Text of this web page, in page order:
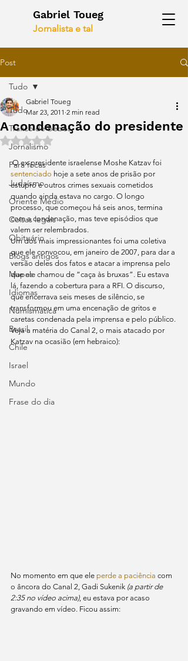
Gabriel Toueg
Jornalista e tal
Post
Tudo
Tráfico de bebês
Jornalismo
Para focas
Judaísmo
Oriente Médio
Coisas legais
Obituário
Blogs antigos
Mapas
Idiomas
Numismática
Brasil
Chile
Israel
Mundo
Frase do dia
Tudo
A condenação do presidente
Gabriel Toueg
Mar 23, 2011 2 min read
Rated NaN out of 5 stars.
O ex-presidente israelense Moshe Katzav foi
sentenciado hoje a sete anos de prisão por
estupro e outros crimes sexuais cometidos
quando ainda estava no cargo. O longo
processo, que começou há seis anos, termina
com a condenação, mas teve episódios que
valem ser relembrados.
Um dos mais impressionantes foi uma coletiva
que ele convocou, em janeiro de 2007, para dar a
versão deles dos fatos e atacar a imprensa pelo
que ele chamou de “caça às bruxas”. Eu estava
lá, fazendo a cobertura para a RFI. O discurso,
que encerrava seis meses de silêncio, se
transformou em uma encenação de gritos e
caretas condenada pela imprensa e pelo público.
Veja a matéria do Canal 2, o mais atacado por
Katzav na ocasião (em hebraico):
No momento em que ele perde a paciência com
o âncora do Canal 2, Gadi Sukenik (a partir de
2:35 no vídeo acima), eu estava por acaso
gravando em vídeo. Ficou assim: